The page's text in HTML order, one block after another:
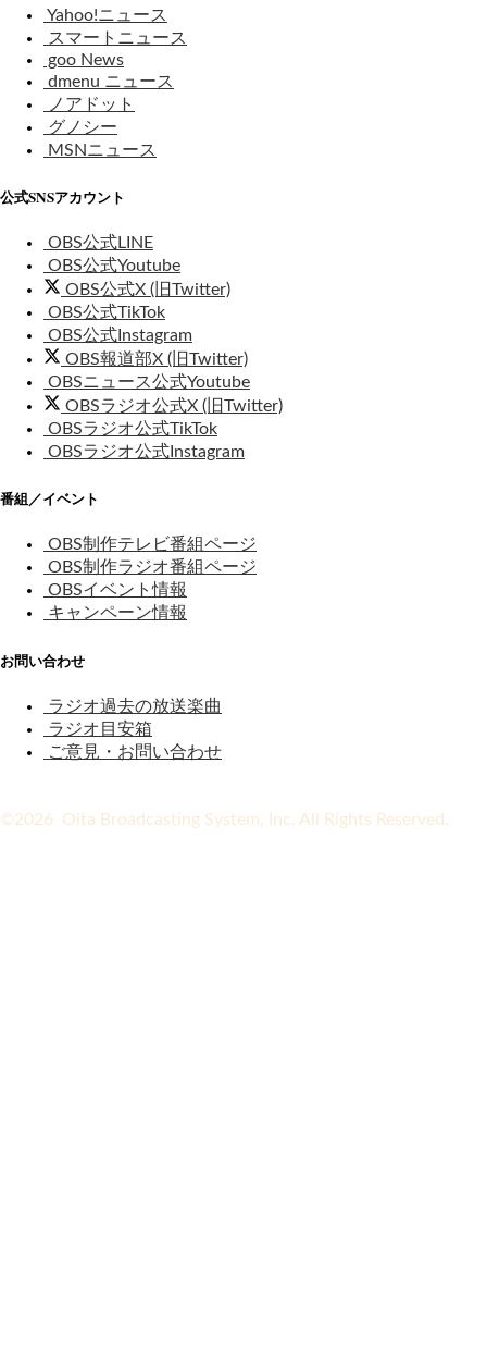
Yahoo!ニュース
スマートニュース
goo News
dmenu ニュース
ノアドット
グノシー
MSNニュース
公式SNSアカウント
OBS公式LINE
OBS公式Youtube
OBS公式X (旧Twitter)
OBS公式TikTok
OBS公式Instagram
OBS報道部X (旧Twitter)
OBSニュース公式Youtube
OBSラジオ公式X (旧Twitter)
OBSラジオ公式TikTok
OBSラジオ公式Instagram
番組／イベント
OBS制作テレビ番組ページ
OBS制作ラジオ番組ページ
OBSイベント情報
キャンペーン情報
お問い合わせ
ラジオ過去の放送楽曲
ラジオ目安箱
ご意見・お問い合わせ
©2026 Oita Broadcasting System, Inc. All Rights Reserved.